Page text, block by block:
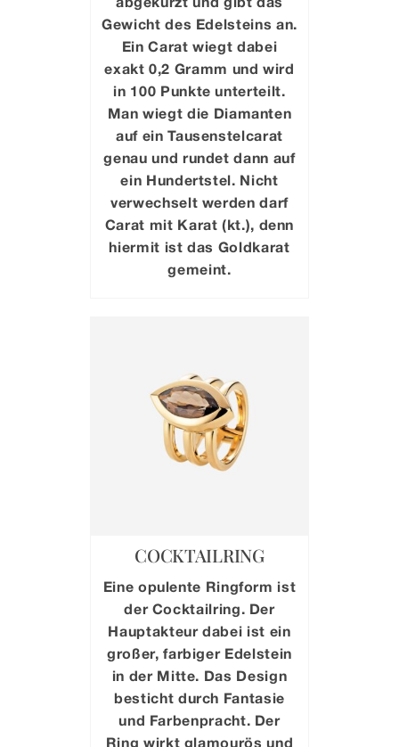
Gewicht des Edelsteins an.
Ein Carat wiegt dabei
exakt 0,2 Gramm und wird
in 100 Punkte unterteilt.
Man wiegt die Diamanten
auf ein Tausenstelcarat
genau und rundet dann auf
ein Hundertstel. Nicht
verwechselt werden darf
Carat mit Karat (kt.), denn
hiermit ist das Goldkarat
gemeint.
COCKTAILRING
Eine opulente Ringform ist
der Cocktailring. Der
Hauptakteur dabei ist ein
großer, farbiger Edelstein
in der Mitte. Das Design
besticht durch Fantasie
und Farbenpracht. Der
Ring wirkt glamourös und